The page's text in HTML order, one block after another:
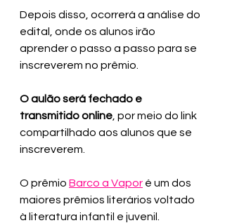
Depois disso, ocorrerá a análise do
edital, onde os alunos irão
aprender o passo a passo para se
inscreverem no prêmio.
O aulão será fechado e
transmitido online , por meio do link
compartilhado aos alunos que se
inscreverem.
O prêmio Barco a Vapor é um dos
maiores prêmios literários voltado
à literatura infantil e juvenil.